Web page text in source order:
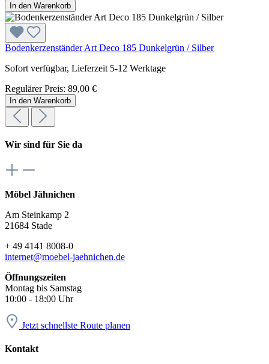
In den Warenkorb
Bodenkerzenständer Art Deco 185 Dunkelgrün / Silber
Sofort verfügbar, Lieferzeit 5-12 Werktage
Regulärer Preis: 89,00 €
In den Warenkorb
Wir sind für Sie da
Möbel Jähnichen
Am Steinkamp 2
21684 Stade
+ 49 4141 8008-0
internet@moebel-jaehnichen.de
Öffnungszeiten
Montag bis Samstag
10:00 - 18:00 Uhr
Jetzt schnellste Route planen
Kontakt